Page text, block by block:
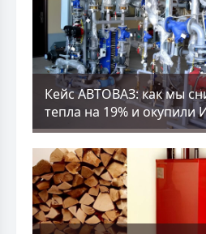
Кейс АВТОВАЗ: как мы
тепла на 19% и окупили